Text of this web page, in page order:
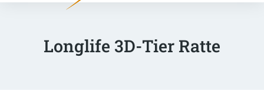
Longlife 3D-Tier Ratte